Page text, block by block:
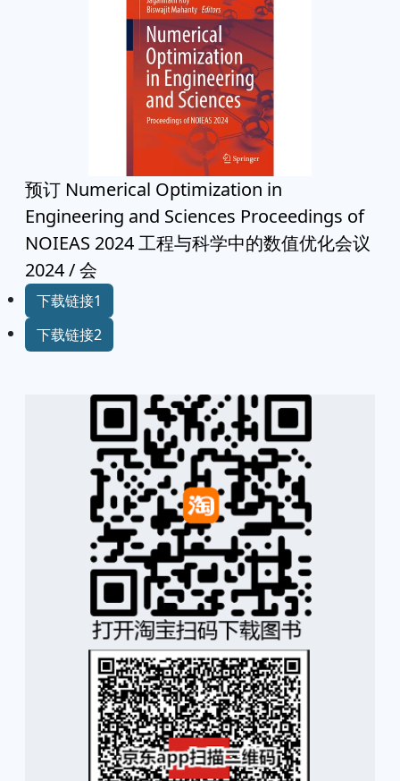
预订 Numerical Optimization in
Engineering and Sciences Proceedings of
NOIEAS 2024 工程与科学中的数值优化会议
2024 / 会
下载链接1
下载链接2